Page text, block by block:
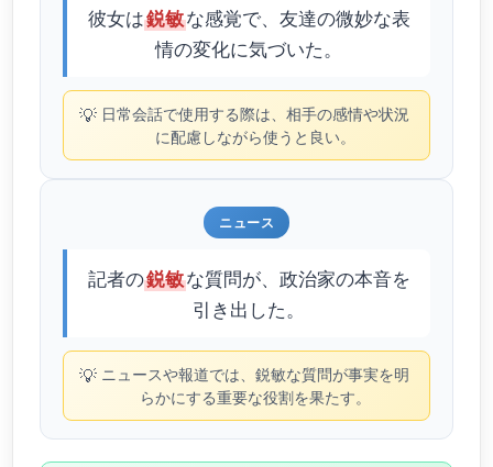
彼女は鋭敏な感覚で、友達の微妙な表
情の変化に気づいた。
💡 日常会話で使用する際は、相手の感情や状況
に配慮しながら使うと良い。
ニュース
記者の鋭敏な質問が、政治家の本音を
引き出した。
💡 ニュースや報道では、鋭敏な質問が事実を明
らかにする重要な役割を果たす。